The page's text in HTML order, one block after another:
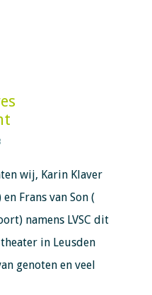
wij, Karin Klaver
Frans van Son (
namens LVSC dit
in Leusden
genoten en veel